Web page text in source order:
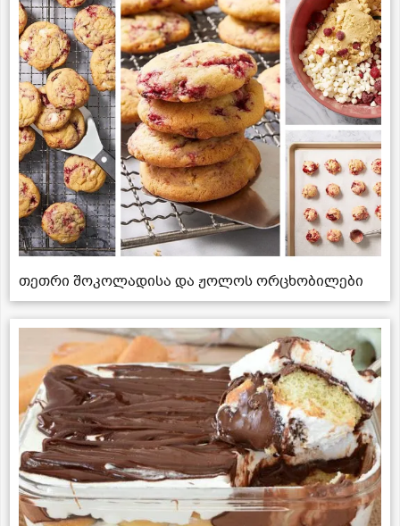
თეთრი შოკოლადისა და ჟოლოს ორცხობილები